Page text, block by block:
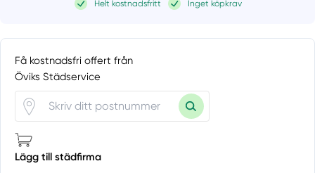
Helt kostnadsfritt Inget köpkrav
Få kostnadsfri offert från
Öviks Städservice
Lägg till städfirma